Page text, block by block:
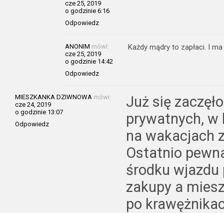
cze 25, 2019
o godzinie 6:16
Odpowiedz
ANONIM mówi:
cze 25, 2019
o godzinie 14:42
Odpowiedz
Każdy mądry to zapłaci. I
MIESZKANKA DZIWNOWA mówi:
cze 24, 2019
o godzinie 13:07
Odpowiedz
Już się
prywatnych, w
na wakacjach
Ostatnio
środku wjazdu
zakupy a
po